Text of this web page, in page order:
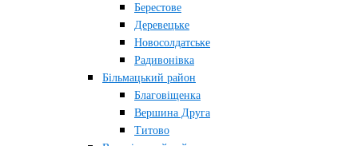
Берестове
Деревецьке
Новосолдатське
Радивонівка
Більмацький район
Благовіщенка
Вершина Друга
Титово